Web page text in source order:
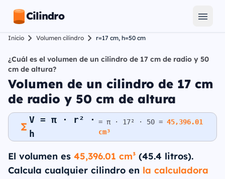
Cilindro
Inicio Volumen cilindro r=17 cm, h=50 cm
¿Cuál es el volumen de un cilindro de 17 cm de radio y 50
cm de altura?
Volumen de un cilindro de 17 cm
de radio y 50 cm de altura
V = π · r² ·
h
= π · 17² · 50 =45,396.01
cm³
El volumen es 45,396.01 cm³ (45.4 litros).
Calcula cualquier cilindro en la calculadora